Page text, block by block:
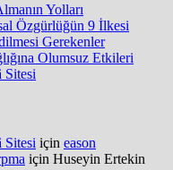
Yolları
Özgürlüğün 9 İlkesi
Gerekenler
Olumsuz Etkileri
Sitesi
Sitesi için eason
için Huseyin Ertekin